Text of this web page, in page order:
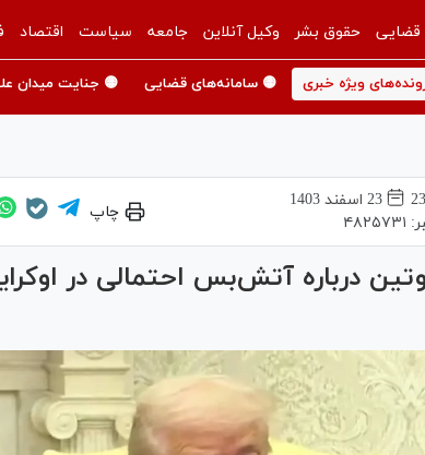
قضایی حقوق بشر وکیل آنلاین جامعه سیاست اقتصاد
ویژه خبری 🟡 سامانه‌های قضایی 🟡 جنایت میدان
23 اسفند 1403
۴۸۲۵۷۳۱
چاپ
درباره آتش‌بس احتمالی در